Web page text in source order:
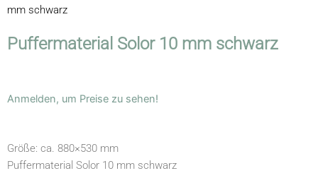
mm schwarz
Puffermaterial Solor 10 mm schwarz
Anmelden, um Preise zu sehen!
Größe: ca. 880×530 mm
Puffermaterial Solor 10 mm schwarz